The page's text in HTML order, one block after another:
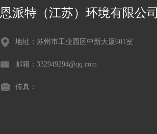
恩派特（江苏）环境有限公司
地址：苏州市工业园区中新大厦601室
邮箱：332949294@qq.com
传真：